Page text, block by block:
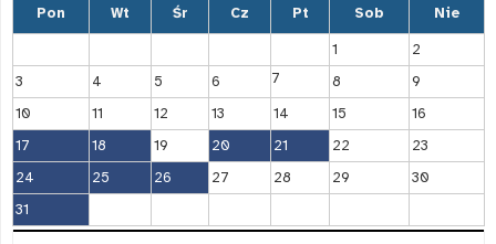
Pon Wt Śr Cz Pt Sob Nie
1
2
3
4 5 6 7 8
9
10
11 12 13 14 15
16
17
18 19 20 21 22
23
24
25 26 27 28 29
30
31